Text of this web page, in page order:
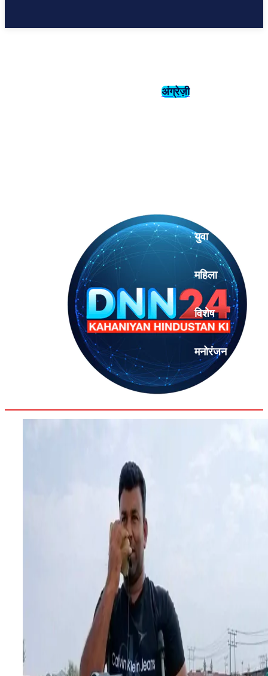
अंग्रेज़ी
युवा
महिला
विशेष
मनोरंजन